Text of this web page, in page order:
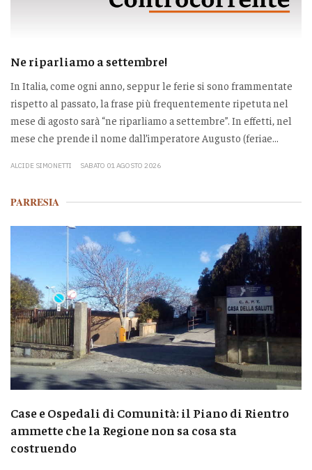
Ne riparliamo a settembre!
In Italia, come ogni anno, seppur le ferie si sono frammentate
rispetto al passato, la frase più frequentemente ripetuta nel
mese di agosto sarà “ne riparliamo a settembre”. In effetti, nel
mese che prende il nome dall’imperatore Augusto (feriae...
ALCIDE SIMONETTI SABATO 01 AGOSTO 2026
PARRESIA
Case e Ospedali di Comunità: il Piano di Rientro
ammette che la Regione non sa cosa sta
costruendo